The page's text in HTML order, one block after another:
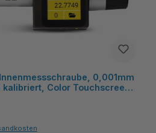
0,001mm
kalibriert, Color Touchscreen,